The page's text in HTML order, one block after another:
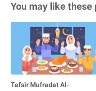
You may like these
Tafsir Mufradat Al-